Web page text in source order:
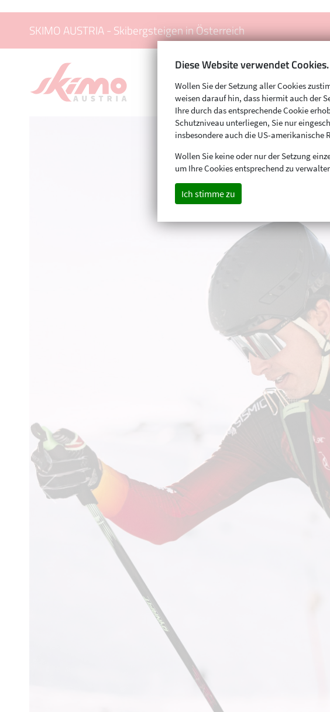
SKIMO AUSTRIA - Skibergsteigen in Österreich
Diese Website verwendet Cookies.
Wollen Sie der Setzung aller Cookies
weisen darauf hin, dass hiermit auch der
Ihre durch das entsprechende Cookie
Schutzniveau unterliegen, Sie nur
insbesondere auch die US-amerikanische
Wollen Sie keine oder nur der Setzung
um Ihre Cookies entsprechend zu
Ich stimme zu